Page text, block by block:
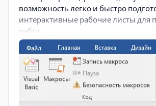
возможность легко и быстро
интерактивные рабочие листы для
работ.
Типовые
Рассмотрим типовые упражнения.
Подстановочные